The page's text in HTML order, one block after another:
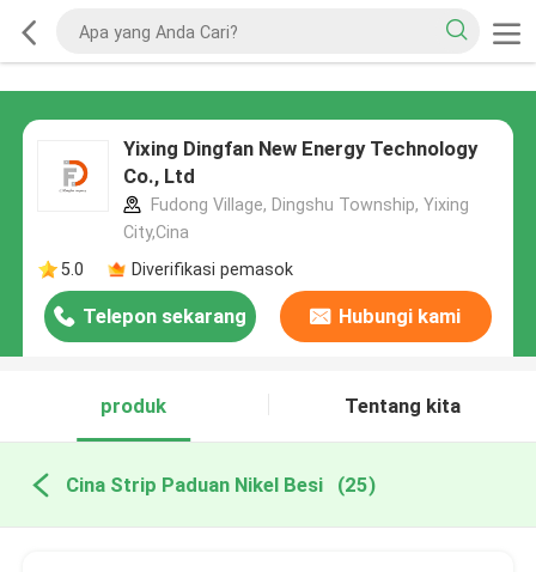
Yixing Dingfan New Energy Technology
Co., Ltd
Fudong Village, Dingshu Township, Yixing
City,Cina
5.0
Diverifikasi pemasok
Telepon sekarang Hubungi kami
produk Tentang kita
Cina Strip Paduan Nikel Besi (25)